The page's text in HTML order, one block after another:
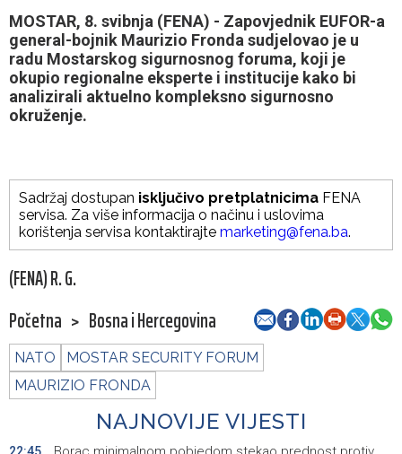
MOSTAR, 8. svibnja (FENA) - Zapovjednik EUFOR-a
general-bojnik Maurizio Fronda sudjelovao je u
radu Mostarskog sigurnosnog foruma, koji je
okupio regionalne eksperte i institucije kako bi
analizirali aktuelno kompleksno sigurnosno
okruženje.
Sadržaj dostupan isključivo pretplatnicima FENA
servisa. Za više informacija o načinu i uslovima
korištenja servisa kontaktirajte marketing@fena.ba.
(FENA) R. G.
Početna > Bosna i Hercegovina
NATO
MOSTAR SECURITY FORUM
MAURIZIO FRONDA
NAJNOVIJE VIJESTI